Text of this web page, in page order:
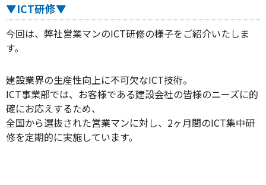
▼ICT研修▼
今回は、弊社営業マンのICT研修の様子をご紹介いたしま
す。
建設業界の生産性向上に不可欠なICT技術。
ICT事業部では、お客様である建設会社の皆様のニーズに的
確にお応えするため、
全国から選抜された営業マンに対し、2ヶ月間のICT集中研
修を定期的に実施しています。